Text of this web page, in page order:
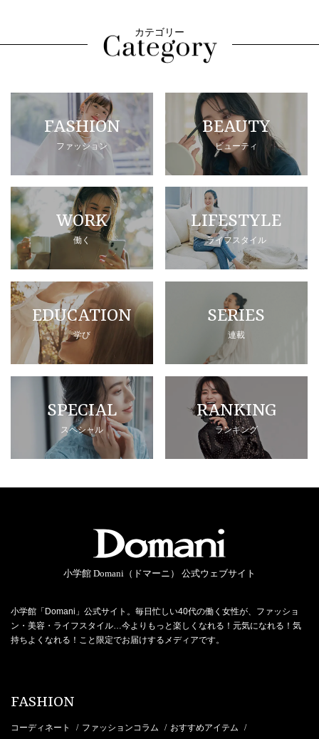
カテゴリー
FASHION
ファッション
BEAUTY
ビューティ
WORK
働く
LIFESTYLE
ライフスタイル
EDUCATION
学び
SERIES
連載
SPECIAL
スペシャル
RANKING
ランキング
小学館 Domani（ドマーニ） 公式ウェブサイト
小学館「Domani」公式サイト。毎日忙しい40代の働く女性が、ファッショ
ン・美容・ライフスタイル…今よりもっと楽しくなれる！元気になれる！気
持ちよくなれる！こと限定でお届けするメディアです。
FASHION
コーディネート / ファッションコラム / おすすめアイテム /